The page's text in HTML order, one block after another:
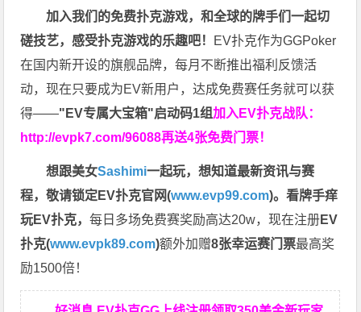
加入我们的免费扑克游戏，和全球的牌手们一起切
磋技艺，感受扑克游戏的乐趣吧！ EV扑克作为GGPoker
在国内新开设的旗舰品牌，每月不断推出福利反馈活
动，现在只要成为EV新用户，达成免费赛任务就可以获
得——"EV专属大宝箱"启动码1组加入EV扑克战队：
http://evpk7.com/96088再送4张免费门票！
想跟美女Sashimi一起玩，想知道最新资讯与赛
程，敬请锁定EV扑克官网(www.evp99.com)。看牌手痒
玩EV扑克，每日多场免费赛奖励高达20w，现在注册EV
扑克(www.evpk89.com)额外加赠8张幸运赛门票最高奖
励1500倍！